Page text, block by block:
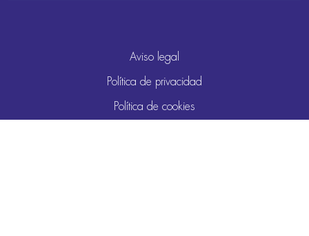
Aviso legal
Política de privacidad
Política de cookies